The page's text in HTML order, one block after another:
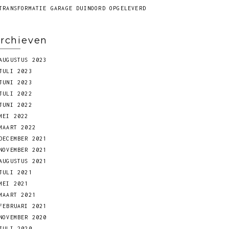
GARAGE DUINOORD OPGELEVERD
2023
2023
2023
2022
2022
2022
2022
2021
2021
2021
2021
2021
2021
2021
2020